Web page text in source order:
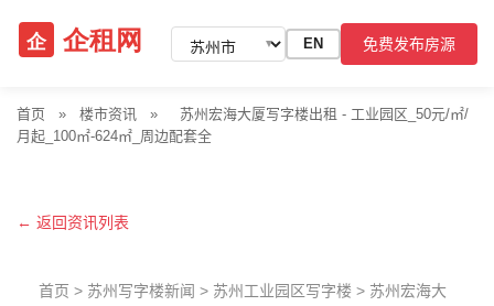
▼ EN 免费发布房源
首页 » 楼市资讯 »
苏州宏海大厦写字楼出租 - 工业园区_50元/㎡/
月起_100㎡-624㎡_周边配套全
← 返回资讯列表
首页 > 苏州写字楼新闻 > 苏州工业园区写字楼 > 苏州宏海大